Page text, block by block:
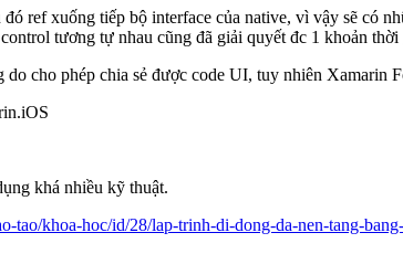
ref xuống tiếp bộ interface của native, vì vậy sẽ có
tương tự nhau cũng đã giải quyết đc 1 khoản
cho phép chia sẻ được code UI, tuy nhiên Xamarin
khá nhiều kỹ thuật.
tao/khoa-hoc/id/28/lap-trinh-di-dong-da-nen-tang-